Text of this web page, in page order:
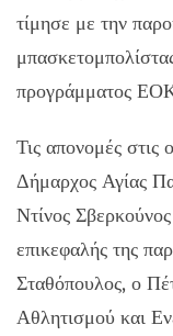
τίμησε με την
προγράμματος
Τις απονομές στις
Δήμαρχος Αγίας
Ντίνος
επικεφαλής της
Σταθόπουλος, ο
Αθλητισμού και